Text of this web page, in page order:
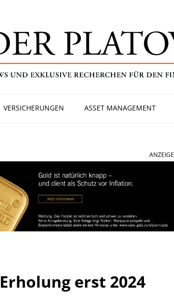
VERSICHERUNGEN ASSET MANAGEMENT
ANZEIGE
erst 2024